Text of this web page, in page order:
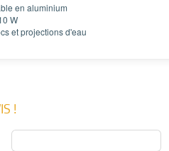
en aluminium
W
et projections d'eau
!